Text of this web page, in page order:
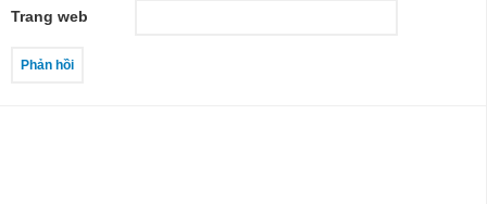
Trang web